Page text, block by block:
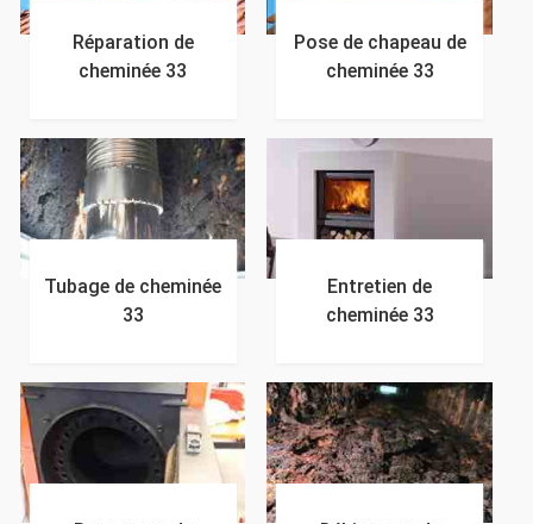
Réparation de
cheminée 33
Pose de chapeau de
cheminée 33
Tubage de cheminée
33
Entretien de
cheminée 33